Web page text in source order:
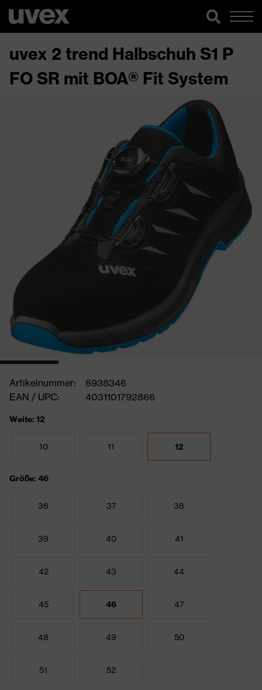
uvex 2 trend Halbschuh S1 P
FO SR mit BOA® Fit System
Artikelnummer:
6938346
EAN / UPC:
4031101792866
Weite: 12
10 11 12
Größe: 46
36 37 38
39 40 41
42 43 44
45 46 47
48 49 50
51 52